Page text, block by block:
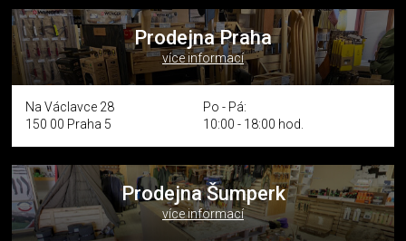
Prodejna Praha
více informací
Na Václavce 28
150 00 Praha 5
Po - Pá:
10:00 - 18:00 hod.
Prodejna Šumperk
více informací